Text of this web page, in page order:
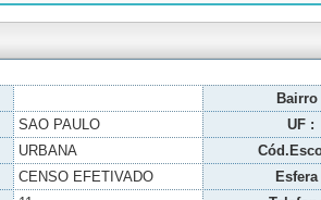
Bairro
SAO PAULO UF :
URBANA
CENSO EFETIVADO Esfera